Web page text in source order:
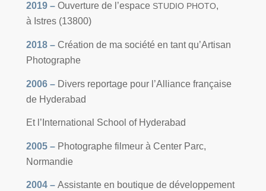
2019 – Ouverture de l’espace STUDIO PHOTO,
à Istres (13800)
2018 – Création de ma socié­té en tant qu’Artisan
Photographe
2006 – Divers repor­tage pour l’Alliance fran­çaise
de Hyderabad
Et l’International School of Hyderabad
2005 – Photographe fil­meur à Center Parc,
Normandie
2004 – Assistante en bou­tique de déve­lop­pe­ment